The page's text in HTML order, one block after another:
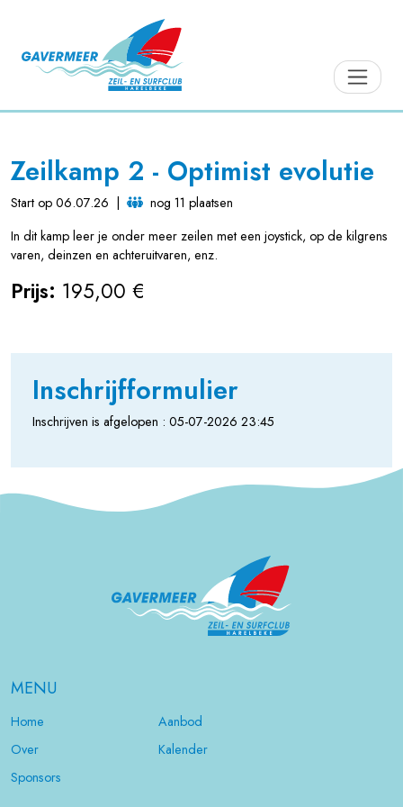
Zeilkamp 2 - Optimist evolutie
Start op 06.07.26
nog 11 plaatsen
In dit kamp leer je onder meer zeilen met een joystick, op de kilgrens
varen, deinzen en achteruitvaren, enz.
Prijs: 195,00 €
Inschrijfformulier
Inschrijven is afgelopen : 05-07-2026 23:45
MENU
Home
Aanbod
Over
Kalender
Sponsors